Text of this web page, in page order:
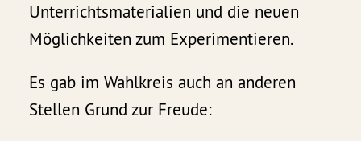
Unterrichtsmaterialien und die neuen
Möglichkeiten zum Experimentieren.
Es gab im Wahlkreis auch an anderen
Stellen Grund zur Freude: